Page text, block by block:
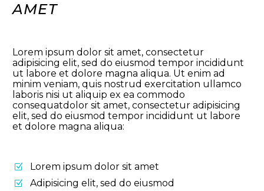
AMET
Lorem ipsum dolor sit amet, consectetur
adipisicing elit, sed do eiusmod tempor incididunt
ut labore et dolore magna aliqua. Ut enim ad
minim veniam, quis nostrud exercitation ullamco
laboris nisi ut aliquip ex ea commodo
consequatdolor sit amet, consectetur adipisicing
elit, sed do eiusmod tempor incididunt ut labore
et dolore magna aliqua:
Lorem ipsum dolor sit amet
Adipisicing elit, sed do eiusmod